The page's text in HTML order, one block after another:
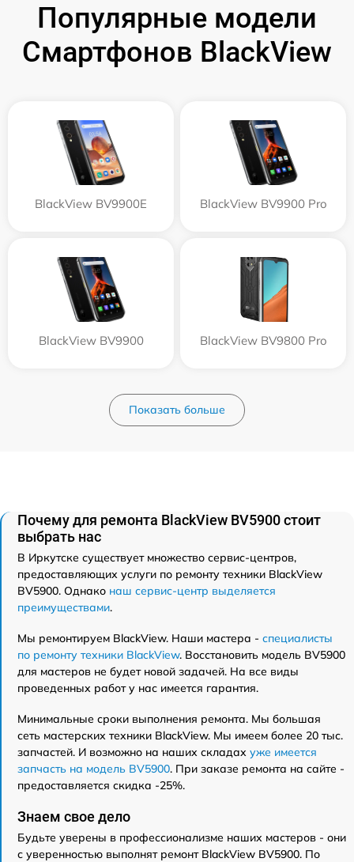
Популярные модели
Смартфонов BlackView
BlackView BV9900E BlackView BV9900 Pro
BlackView BV9900 BlackView BV9800 Pro
Показать больше
Почему для ремонта BlackView BV5900 стоит
выбрать нас
В Иркутске существует множество сервис-центров,
предоставляющих услуги по ремонту техники BlackView
BV5900. Однако наш сервис-центр выделяется
преимуществами.
Мы ремонтируем BlackView. Наши мастера - специалисты
по ремонту техники BlackView. Восстановить модель BV5900
для мастеров не будет новой задачей. На все виды
проведенных работ у нас имеется гарантия.
Минимальные сроки выполнения ремонта. Мы большая
сеть мастерских техники BlackView. Мы имеем более 20 тыс.
запчастей. И возможно на наших складах уже имеется
запчасть на модель BV5900. При заказе ремонта на сайте -
предоставляется скидка -25%.
Знаем свое дело
Будьте уверены в профессионализме наших мастеров - они
с уверенностью выполнят ремонт BlackView BV5900. По